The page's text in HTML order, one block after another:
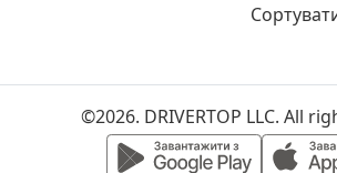
©2026. DRIVERTOP LLC. All